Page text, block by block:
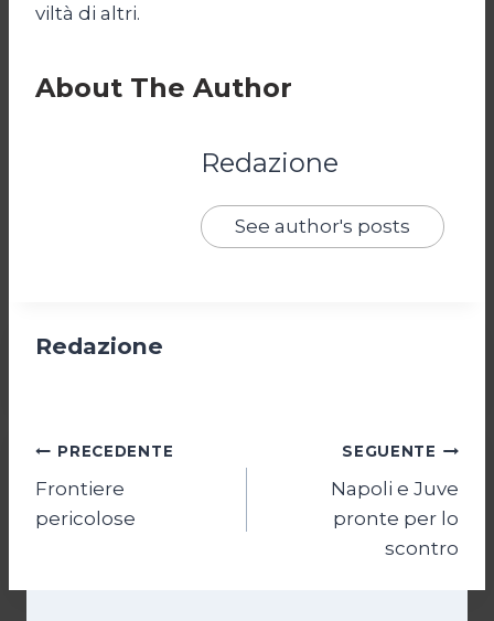
viltà di altri.
About The Author
Redazione
See author's posts
Redazione
Navigazione
articoli
PRECEDENTE
Frontiere
pericolose
SEGUENTE
Napoli e Juve
pronte per lo
scontro